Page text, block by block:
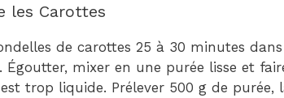
les Carottes
de carottes 25 à 30 minutes dans
Égoutter, mixer en une purée lisse et
trop liquide. Prélever 500 g de purée,